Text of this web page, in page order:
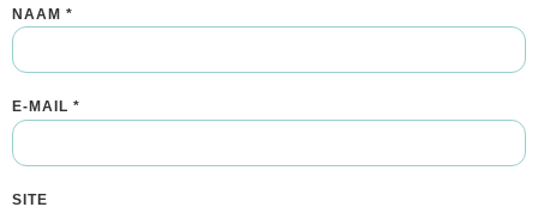
NAAM *
E-MAIL *
SITE